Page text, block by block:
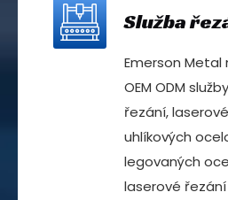
Služba
Emerson Metal
OEM ODM
řezání,
uhlíkových
legovaných
laserové